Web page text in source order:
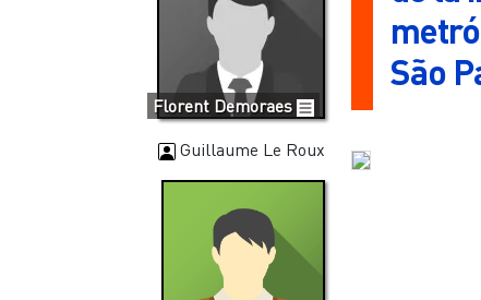
Florent Demoraes
Guillaume Le Roux
São